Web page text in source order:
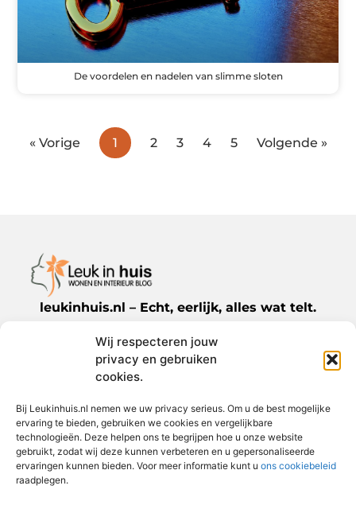
Wij respecteren jouw
privacy en gebruiken
cookies.
Bij Leukinhuis.nl nemen we uw privacy serieus. Om u de best mogelijke
ervaring te bieden, gebruiken we cookies en vergelijkbare
technologieën. Deze helpen ons te begrijpen hoe u onze website
gebruikt, zodat wij deze kunnen verbeteren en u gepersonaliseerde
ervaringen kunnen bieden. Voor meer informatie kunt u ons cookiebeleid
raadplegen.
De voordelen en nadelen van slimme sloten
« Vorige 1 2 3 4 5 Volgende »
leukinhuis.nl – Echt, eerlijk, alles wat telt.
Een verzameling van blogs en artikelen die
een breed scala aan onderwerpen uit het
dagelijks leven behandelen.
Bericht categorie